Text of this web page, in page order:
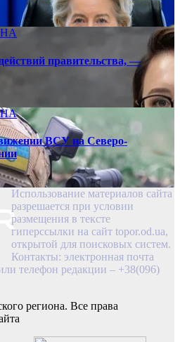
правительства, —
ВСУ на Северо-
Использование материалов сайта
разрешается при условии
размещения в тексте
гиперссылки на сайт topor.od.ua,
открытой для поисковых систем.
Контакты: электронная почта
телефон редакции – +38(096)
региона. Все права